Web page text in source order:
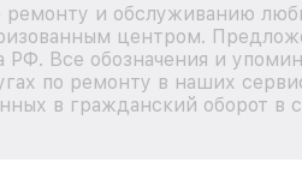
ремонту и обслуживанию
центром.
РФ. Все обозначения и
по ремонту в наших
в гражданский оборот в